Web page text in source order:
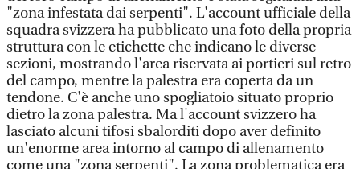
"zona infestata dai serpenti". L'account ufficiale della
squadra svizzera ha pubblicato una foto della propria
struttura con le etichette che indicano le diverse
sezioni, mostrando l'area riservata ai portieri sul retro
del campo, mentre la palestra era coperta da un
tendone. C'è anche uno spogliatoio situato proprio
dietro la zona palestra. Ma l'account svizzero ha
lasciato alcuni tifosi sbalorditi dopo aver definito
un'enorme area intorno al campo di allenamento
come una "zona serpenti". La zona problematica era